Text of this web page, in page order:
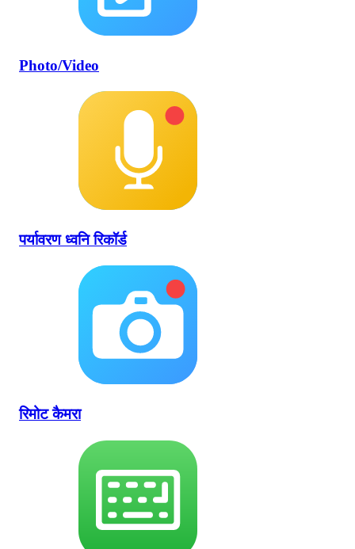
Photo/Video
पर्यावरण ध्वनि रिकॉर्ड
रिमोट कैमरा